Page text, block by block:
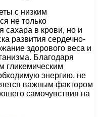
с низким
не только
сахара в крови, но и
развития сердечно-
здорового веса и
Благодаря
гликемическим
энергию, не
важным фактором
самочувствия на